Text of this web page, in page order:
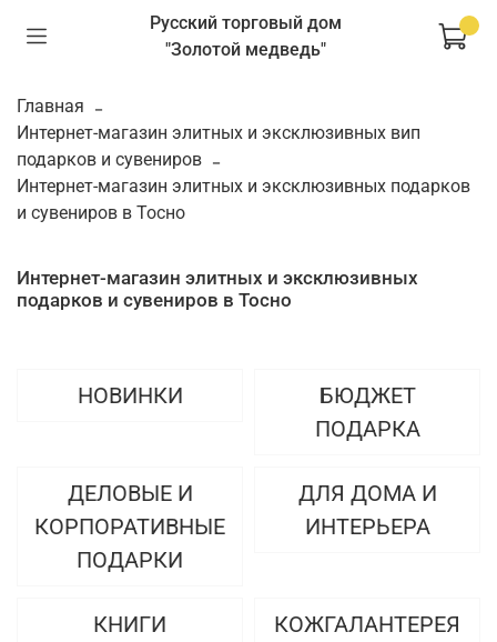
Русский торговый дом
"Золотой медведь"
Главная
Интернет-магазин элитных и эксклюзивных вип
подарков и сувениров
Интернет-магазин элитных и эксклюзивных подарков
и сувениров в Тосно
Интернет-магазин элитных и эксклюзивных
подарков и сувениров в Тосно
НОВИНКИ
БЮДЖЕТ
ПОДАРКА
ДЕЛОВЫЕ И
КОРПОРАТИВНЫЕ
ПОДАРКИ
ДЛЯ ДОМА И
ИНТЕРЬЕРА
КНИГИ
КОЖГАЛАНТЕРЕЯ